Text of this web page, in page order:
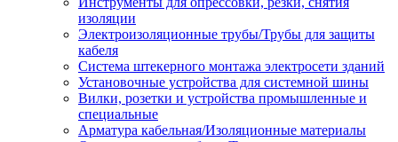
изоляции
Электроизоляционные трубы/Трубы для защиты
кабеля
Система штекерного монтажа электросети зданий
Установочные устройства для системной шины
Вилки, розетки и устройства промышленные и
специальные
Арматура кабельная/Изоляционные материалы